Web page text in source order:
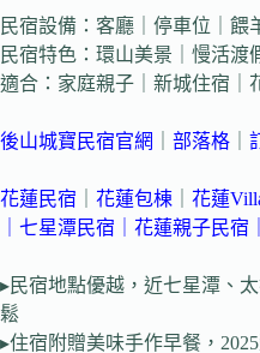
民宿設備：客廳｜停車位｜餵
民宿特色：環山美景｜慢活渡
適合：家庭親子｜新城住宿｜
後山城寶民宿官網 部落格
花蓮民宿 花蓮包棟 花蓮
七星潭民宿 ｜花蓮親子民宿
▸民宿地點優越，近七星潭、
鬆
▸住宿附贈美味手作早餐，